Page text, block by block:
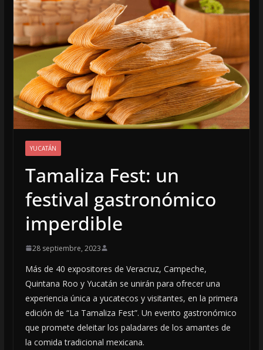
YUCATÁN
Tamaliza Fest: un
festival gastronómico
imperdible
28 septiembre, 2023
Más de 40 expositores de Veracruz, Campeche,
Quintana Roo y Yucatán se unirán para ofrecer una
experiencia única a yucatecos y visitantes, en la primera
edición de “La Tamaliza Fest”. Un evento gastronómico
que promete deleitar los paladares de los amantes de
la comida tradicional mexicana.